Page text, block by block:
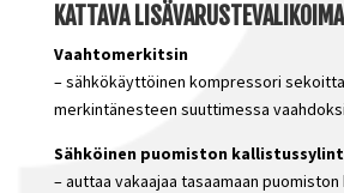
KATTAVA LISÄVARUSTEVALIKOIMA
Vaahtomerkitsin
– sähkökäyttöinen kompressori
merkintänesteen suuttimessa vaahdoksi
Sähköinen puomiston
– auttaa vakaajaa tasaamaan puomiston